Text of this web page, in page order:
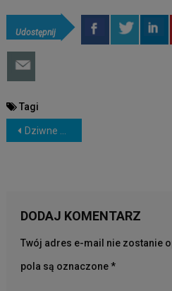
Udostępnij
Tagi
NAWIGACJA
WPISU
Dziwne dźwięki pojawiły się ponownie! Udostępniono kolejne nagrania
DODAJ KOMENTARZ
Twój adres e-mail nie zostanie
pola są oznaczone*